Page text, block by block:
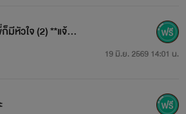
หัวใจ (2) **แจ้ง
19 มิ.ย. 2569 14:01 น.